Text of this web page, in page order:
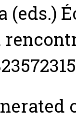
(eds.)